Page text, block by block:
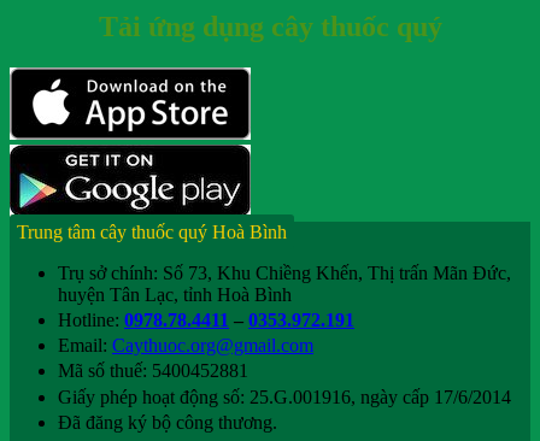
Tải ứng dụng cây thuốc quý
Trung tâm cây thuốc quý Hoà Bình
Trụ sở chính: Số 73, Khu Chiềng Khến, Thị trấn Mãn Đức,
huyện Tân Lạc, tỉnh Hoà Bình
Hotline: 0978.78.4411 – 0353.972.191
Email: Caythuoc.org@gmail.com
Mã số thuế: 5400452881
Giấy phép hoạt động số: 25.G.001916, ngày cấp 17/6/2014
Đã đăng ký bộ công thương.